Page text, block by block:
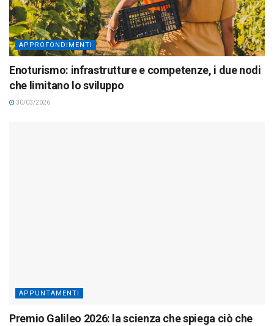
APPROFONDIMENTI
Enoturismo: infrastrutture e competenze, i due nodi
che limitano lo sviluppo
30/03/2026
APPUNTAMENTI
Premio Galileo 2026: la scienza che spiega ciò che